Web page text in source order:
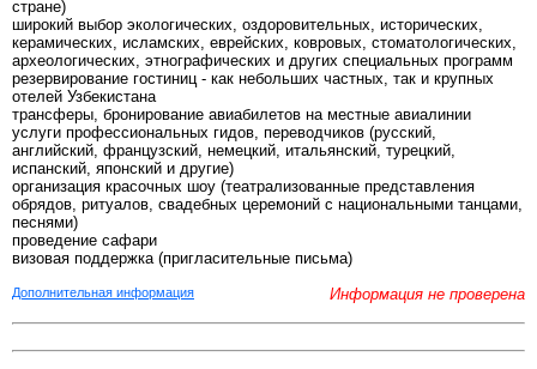
стране)
широкий выбор экологических, оздоровительных, исторических,
керамических, исламских, еврейских, ковровых, стоматологических,
археологических, этнографических и других специальных программ
резервирование гостиниц - как небольших частных, так и крупных
отелей Узбекистана
трансферы, бронирование авиабилетов на местные авиалинии
услуги профессиональных гидов, переводчиков (русский,
английский, французский, немецкий, итальянский, турецкий,
испанский, японский и другие)
организация красочных шоу (театрализованные представления
обрядов, ритуалов, свадебных церемоний с национальными танцами,
песнями)
проведение сафари
визовая поддержка (пригласительные письма)
Дополнительная информация Информация не проверена